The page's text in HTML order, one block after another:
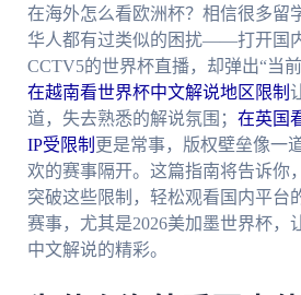
在海外怎么看欧洲杯？相信很多留
华人都有过类似的困扰——打开国
CCTV5的世界杯直播，却弹出“当前
在越南看世界杯中文解说地区限制
道，失去熟悉的解说氛围； 在英国
IP受限制 更是常事，版权壁垒像一
欢的赛事隔开。这篇指南将告诉你
突破这些限制，轻松观看国内平台
赛事，尤其是2026美加墨世界杯，
中文解说的精彩。